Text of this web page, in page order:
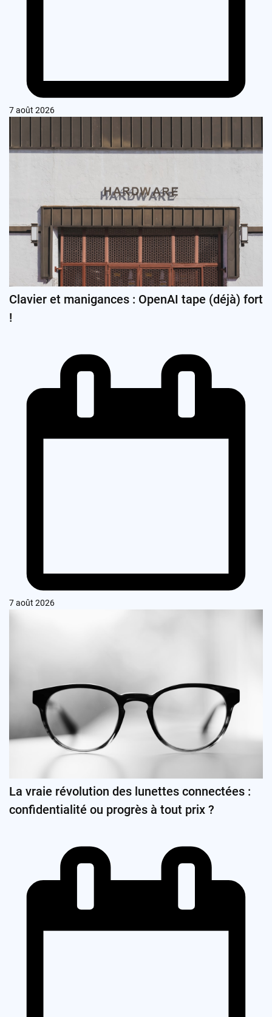
7 août 2026
Clavier et manigances : OpenAI tape (déjà) fort
!
7 août 2026
La vraie révolution des lunettes connectées :
confidentialité ou progrès à tout prix ?